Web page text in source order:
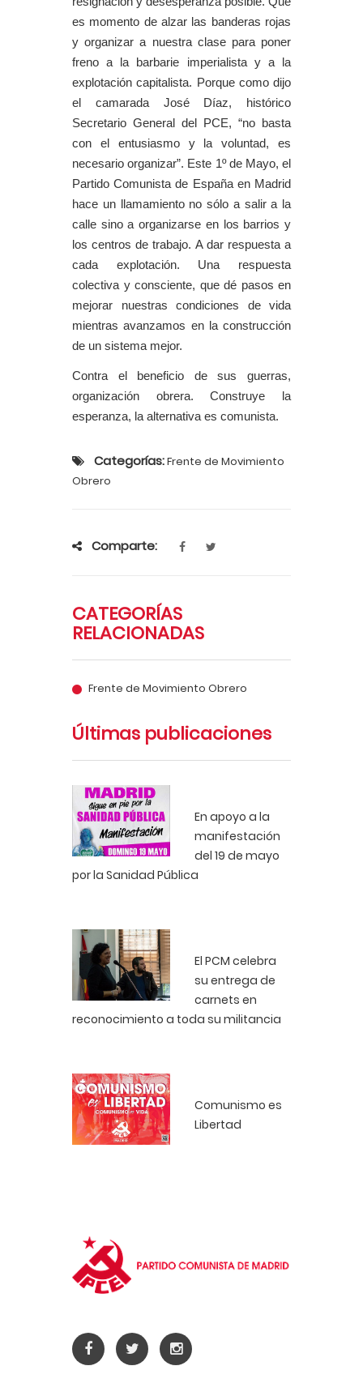
es momento de alzar las banderas rojas
y organizar a nuestra clase para poner
freno a la barbarie imperialista y a la
explotación capitalista. Porque como dijo
el camarada José Díaz, histórico
Secretario General del PCE, “no basta
con el entusiasmo y la voluntad, es
necesario organizar”. Este 1º de Mayo, el
Partido Comunista de España en Madrid
hace un llamamiento no sólo a salir a la
calle sino a organizarse en los barrios y
los centros de trabajo. A dar respuesta a
cada explotación. Una respuesta
colectiva y consciente, que dé pasos en
mejorar nuestras condiciones de vida
mientras avanzamos en la construcción
de un sistema mejor.
Contra el beneficio de sus guerras,
organización obrera. Construye la
esperanza, la alternativa es comunista.
Categorías:Frente de Movimiento
Obrero
Comparte:
CATEGORÍAS
RELACIONADAS
Frente de Movimiento Obrero
Últimas publicaciones
En apoyo a la
manifestación
del 19 de mayo
por la Sanidad Pública
El PCM celebra
su entrega de
carnets en
reconocimiento a toda su militancia
Comunismo es
Libertad